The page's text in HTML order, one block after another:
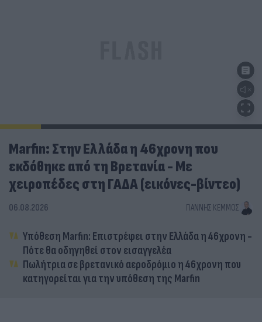
Marfin: Στην Ελλάδα η 46χρονη που
εκδόθηκε από τη Βρετανία - Με
χειροπέδες στη ΓΑΔΑ (εικόνες-βίντεο)
06.08.2026 ΓΙΆΝΝΗΣ ΚΈΜΜΟΣ
Υπόθεση Marfin: Επιστρέφει στην Ελλάδα η 46χρονη -
Πότε θα οδηγηθεί στον εισαγγελέα
Πωλήτρια σε βρετανικό αεροδρόμιο η 46χρονη που
κατηγορείται για την υπόθεση της Marfin